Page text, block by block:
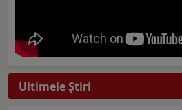
Ultimele Ştiri